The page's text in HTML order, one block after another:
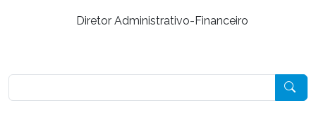
Diretor Administrativo-Financeiro